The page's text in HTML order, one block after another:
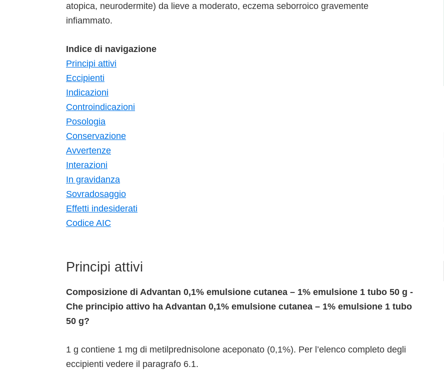
atopica, neurodermite) da lieve a moderato, eczema seborroico gravemente
infiammato.
Indice di navigazione
Principi attivi
Eccipienti
Indicazioni
Controindicazioni
Posologia
Conservazione
Avvertenze
Interazioni
In gravidanza
Sovradosaggio
Effetti indesiderati
Codice AIC
Principi attivi
Composizione di Advantan 0,1% emulsione cutanea – 1% emulsione 1 tubo 50 g -
Che principio attivo ha Advantan 0,1% emulsione cutanea – 1% emulsione 1 tubo
50 g?
1 g contiene 1 mg di metilprednisolone aceponato (0,1%). Per l’elenco completo degli
eccipienti vedere il paragrafo 6.1.